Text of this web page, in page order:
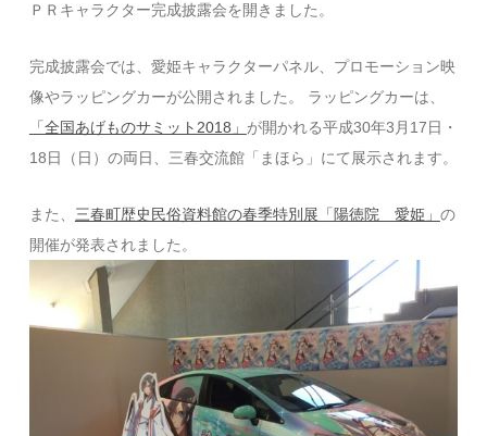
ＰＲキャラクター完成披露会を開きました。
完成披露会では、愛姫キャラクターパネル、プロモーション映
像やラッピングカーが公開されました。 ラッピングカーは、
「全国あげものサミット2018」 が開かれる平成30年3月17日・
18日（日）の両日、三春交流館「まほら」にて展示されます。
また、 三春町歴史民俗資料館の春季特別展「陽徳院 愛姫」 の
開催が発表されました。